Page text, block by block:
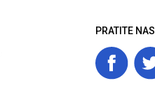
PRATITE NAS